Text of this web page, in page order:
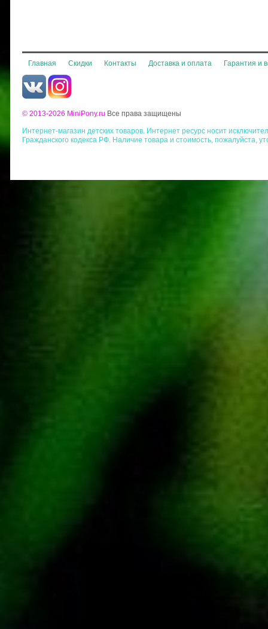
Главная Скидки Контакты Доставка и оплата Гарантия и
© 2013-2026 MiniPony.ru Все права защищены
Интернет-магазин детских товаров. Интернет ресурс носит
Гражданского кодекса РФ. Наличие товара и стоимость, пожалуйста,